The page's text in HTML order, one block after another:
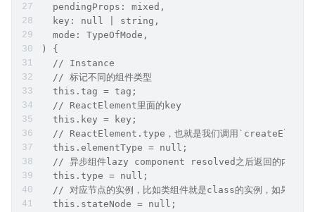
  pendingProps: mixed,
  key: null | string,
  mode: TypeOfMode,
) {
  // Instance
  // 标记不同的组件类型
  this.tag = tag;
  // ReactElement里面的key
  this.key = key;
// ReactElement.type，也就是我们调用
  this.elementType = null;
// 异步组件lazy component resolved之后返回的内容，
  this.type = null;
// 对应节点的实例，比如类组件就是class的实例，如果是
  this.stateNode = null;